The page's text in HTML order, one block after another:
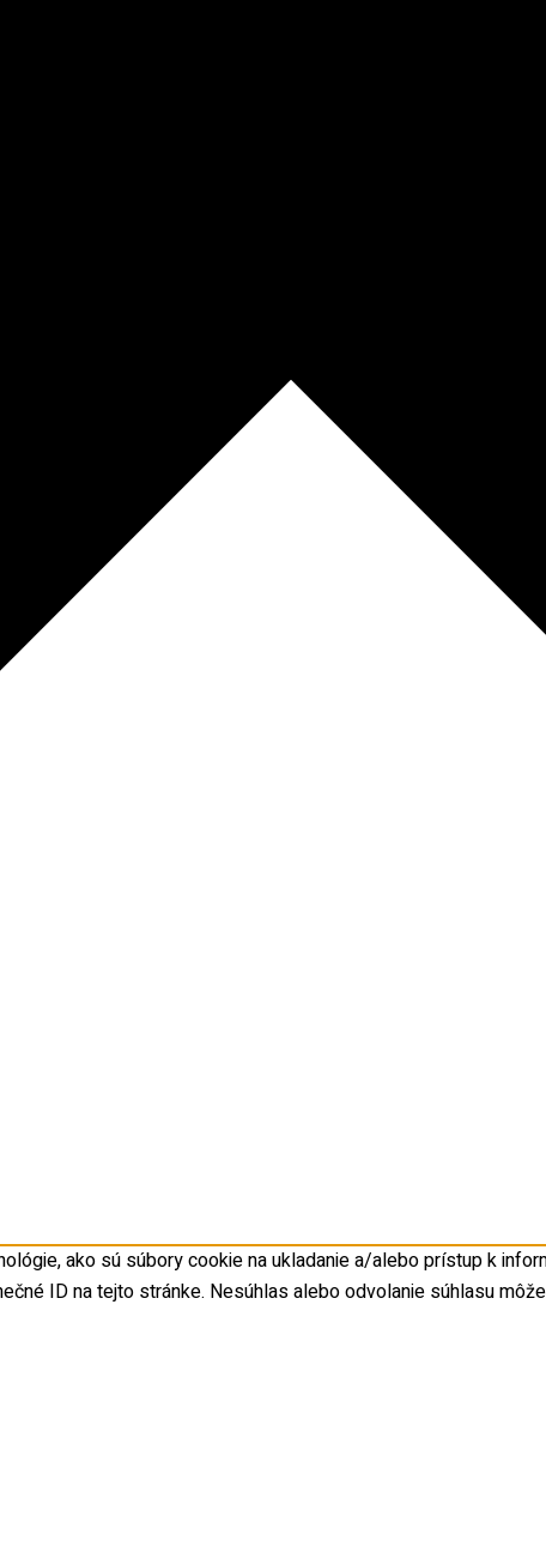
ako sú súbory cookie na ukladanie a/alebo prístup k
ID na tejto stránke. Nesúhlas alebo odvolanie súhlasu